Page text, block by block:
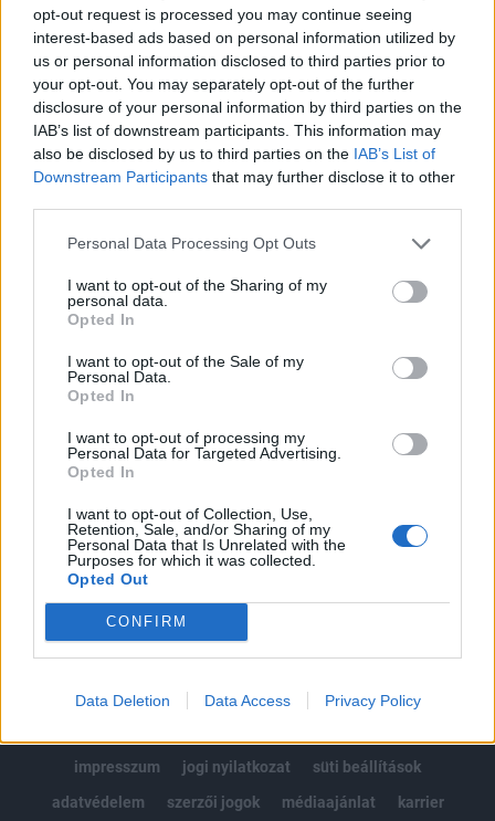
opt-out request is processed you may continue seeing
interest-based ads based on personal information utilized by
us or personal information disclosed to third parties prior to
your opt-out. You may separately opt-out of the further
disclosure of your personal information by third parties on the
IAB’s list of downstream participants. This information may
also be disclosed by us to third parties on the IAB’s List of
Downstream Participants that may further disclose it to other
Personal Data Processing Opt Outs
I want to opt-out of the Sharing of my
personal data.
Opted In
I want to opt-out of the Sale of my
Personal Data.
Opted In
I want to opt-out of processing my
Personal Data for Targeted Advertising.
Opted In
I want to opt-out of Collection, Use,
Retention, Sale, and/or Sharing of my
Personal Data that Is Unrelated with the
Purposes for which it was collected.
Opted Out
CONFIRM
Data Deletion Data Access Privacy Policy
elfogják, majd ismeretlen helyre szállítják Makszim Znakot,
az ellenzéki Koordinációs Tanács elnökségi tagját. A
politikus ügyvédje azt mondta, hogy az állami Nyomozó
Bizottság emberei házkutatást tartanak Znak lakásán, és
arra készülnek, hogy átkutassák a börtönben...
KEDVES OLVASÓNK!
A keresett cikk a portfolio.hu hírarchívumához
regisztrációhoz kötött.
Portfolio.hu teljes cikkarchívum
Kötéslisták: BÉT elmúlt 2 év napon belüli
MÁR ELŐFIZETŐNK VAGY?BEJELENTKEZÉS
impresszum
jogi nyilatkozat
süti beállítások
adatvédelem
szerzői jogok médiaajánlat karrier